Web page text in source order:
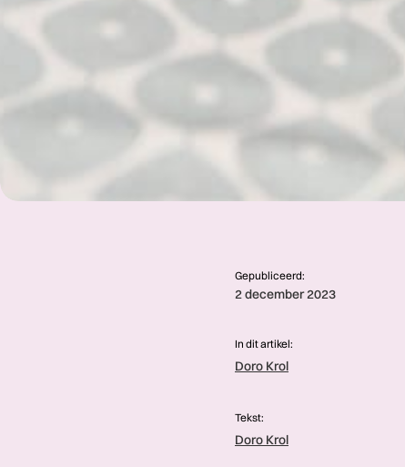
Gepubliceerd:
2 december 2023
In dit artikel:
Doro Krol
Tekst:
Doro Krol